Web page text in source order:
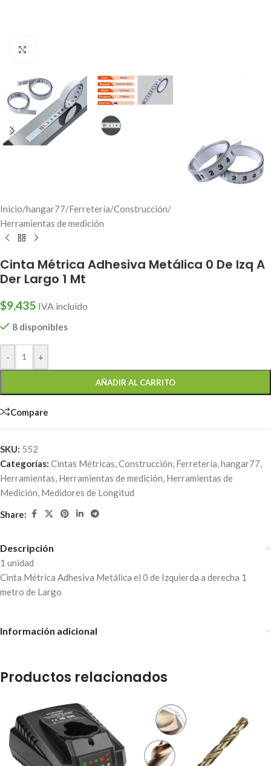
Inicio/hangar77/Ferretería/Construcción/
Herramientas de medición
Cinta Métrica Adhesiva Metálica 0 De Izq A
Der Largo 1 Mt
$9,435 IVA incluido
8 disponibles
- +
AÑADIR AL CARRITO
Compare
SKU: 552
Categorías: Cintas Métricas,Construcción, Ferretería,hangar77,
Herramientas, Herramientas de medición, Herramientas de
Medición, Medidores de Longitud
Share:
Descripción
1 unidad
Cinta Métrica Adhesiva Metálica el 0 de Izquierda a derecha 1
metro de Largo
Información adicional
Productos relacionados